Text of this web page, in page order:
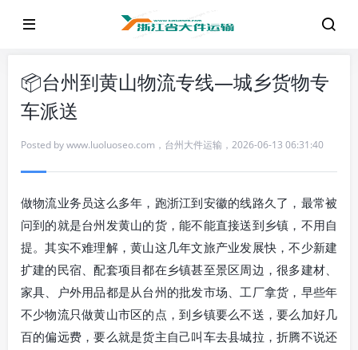
📦台州到黄山物流专线—城乡货物专
车派送
Posted bywww.luoluoseo.com ， 台州大件运输 ， 2026-06-13 06:31:40
做物流业务员这么多年，跑浙江到安徽的线路久了，最常被
问到的就是台州发黄山的货，能不能直接送到乡镇，不用自
提。其实不难理解，黄山这几年文旅产业发展快，不少新建
扩建的民宿、配套项目都在乡镇甚至景区周边，很多建材、
家具、户外用品都是从台州的批发市场、工厂拿货，早些年
不少物流只做黄山市区的点，到乡镇要么不送，要么加好几
百的偏远费，要么就是货主自己叫车去县城拉，折腾不说还